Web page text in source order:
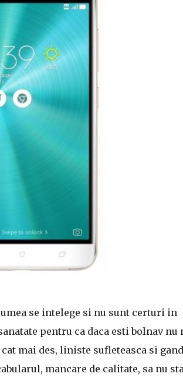
se intelege si nu sunt certuri in
pentru ca daca esti bolnav nu
mai des, liniste sufleteasca si
mancare de calitate, sa nu